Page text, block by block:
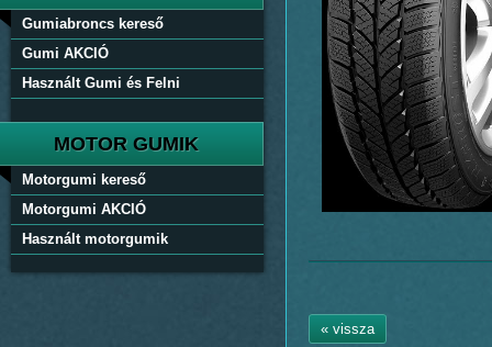
Gumiabroncs kereső
Gumi AKCIÓ
Használt Gumi és Felni
MOTOR GUMIK
Motorgumi kereső
Motorgumi AKCIÓ
Használt motorgumik
« vissza